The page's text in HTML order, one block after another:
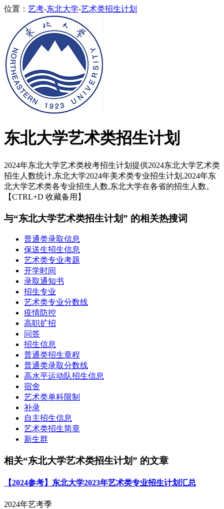
位置： 艺考-东北大学-艺术类招生计划
东北大学艺术类招生计划
2024年东北大学艺术类校考招生计划提供2024东北大学艺术类
招生人数统计,东北大学2024年美术类专业招生计划,2024年东
北大学艺术类各专业招生人数,东北大学在各省的招生人数。
【CTRL+D 收藏备用】
与“东北大学艺术类招生计划” 的相关热搜词
普通类录取信息
保送生招生信息
艺术类专业考题
开学时间
录取通知书
招生专业
艺术类专业分数线
疫情防控
高职扩招
问答
招生信息
普通类招生章程
普通类录取分数线
高水平运动队招生信息
宿舍
艺术类单科限制
补录
自主招生信息
艺术类招生简章
新生群
相关“东北大学艺术类招生计划” 的文章
【2024参考】东北大学2023年艺术类专业招生计划汇总
2024年艺考季